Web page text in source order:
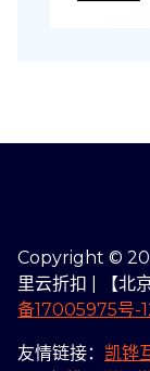
Copyright ©
里云折扣 | 【北
备17005975号-
友情链接： 凯铧